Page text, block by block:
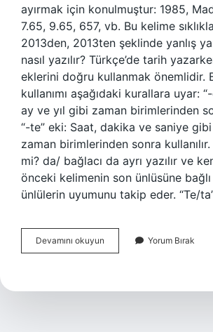
ayırmak için konulmuştur: 1985,
7.65, 9.65, 657, vb. Bu kelime
2013den, 2013ten şeklinde yanlış
nasıl yazılır? Türkçe’de tarih
eklerini doğru kullanmak önemlidir.
kullanımı aşağıdaki kurallara uyar:
ay ve yıl gibi zaman birimlerinden
“-te” eki: Saat, dakika ve saniye
zaman birimlerinden sonra
mi? da/ bağlacı da ayrı yazılır ve
önceki kelimenin son ünlüsüne
ünlülerin uyumunu takip eder. “Te/
Devamını okuyun
Te
Yorum Bırak